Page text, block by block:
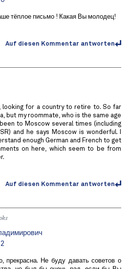
тёплое письмо ! Какая Вы молодец!
Auf diesen Kommentar antworten
looking for a country to retire to. So far
but my roommate, who is the same age
to Moscow several times (including
and he says Moscow is wonderful. I
enough German and French to get
on here, which seem to be from
Auf diesen Kommentar antworten
прекрасна. Не буду давать советов о